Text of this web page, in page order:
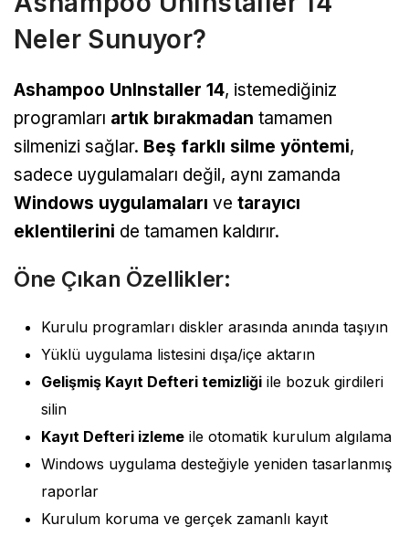
Neler Sunuyor?
Ashampoo UnInstaller 14, istemediğiniz
programları artık bırakmadan tamamen
silmenizi sağlar. Beş farklı silme yöntemi,
sadece uygulamaları değil, aynı zamanda
Windows uygulamaları ve tarayıcı
eklentilerini de tamamen kaldırır.
Öne Çıkan Özellikler:
Kurulu programları diskler arasında anında taşıyın
Yüklü uygulama listesini dışa/içe aktarın
Gelişmiş Kayıt Defteri temizliği ile bozuk girdileri
silin
Kayıt Defteri izleme ile otomatik kurulum algılama
Windows uygulama desteğiyle yeniden tasarlanmış
raporlar
Kurulum koruma ve gerçek zamanlı kayıt